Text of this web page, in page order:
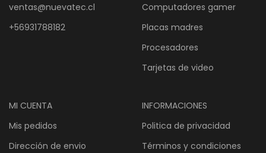
ventas@nuevatec.cl
+56931788182
Computadores gamer
Placas madres
Procesadores
Tarjetas de video
MI CUENTA
Mis pedidos
Dirección de envio
INFORMACIONES
Politica de privacidad
Términos y condiciones